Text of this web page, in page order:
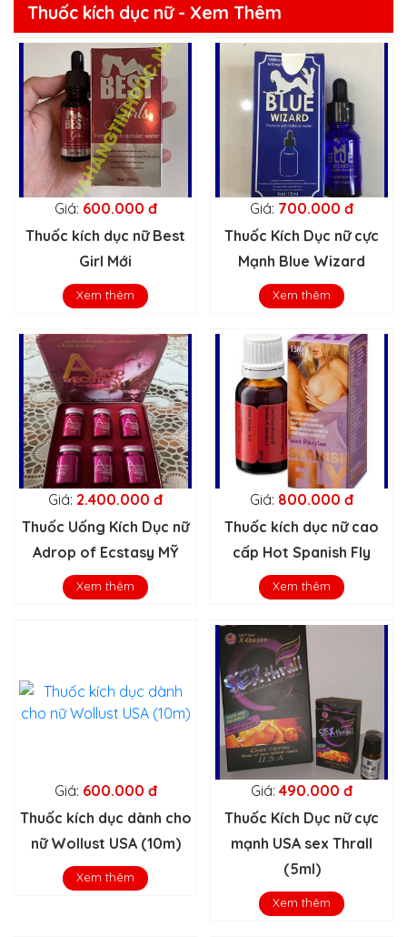
Thuốc kích dục nữ - Xem Thêm
Giá: 600.000 đ
Thuốc kích dục nữ Best
Girl Mới
Xem thêm
Giá: 700.000 đ
Thuốc Kích Dục nữ cực
Mạnh Blue Wizard
Xem thêm
Giá: 2.400.000 đ
Thuốc Uống Kích Dục nữ
Adrop of Ecstasy MỸ
Xem thêm
Giá: 800.000 đ
Thuốc kích dục nữ cao
cấp Hot Spanish Fly
Xem thêm
Giá: 600.000 đ
Thuốc kích dục dành cho
nữ Wollust USA (10m)
Xem thêm
Giá: 490.000 đ
Thuốc Kích Dục nữ cực
mạnh USA sex Thrall
(5ml)
Xem thêm